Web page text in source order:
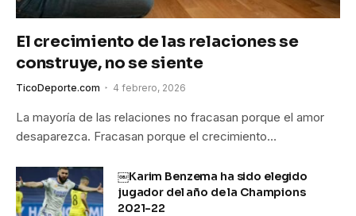
El crecimiento de las relaciones se
construye, no se siente
TicoDeporte.com 4 febrero, 2026
La mayoría de las relaciones no fracasan porque el amor
desaparezca. Fracasan porque el crecimiento…
￼Karim Benzema ha sido elegido
jugador del año de la Champions
2021-22